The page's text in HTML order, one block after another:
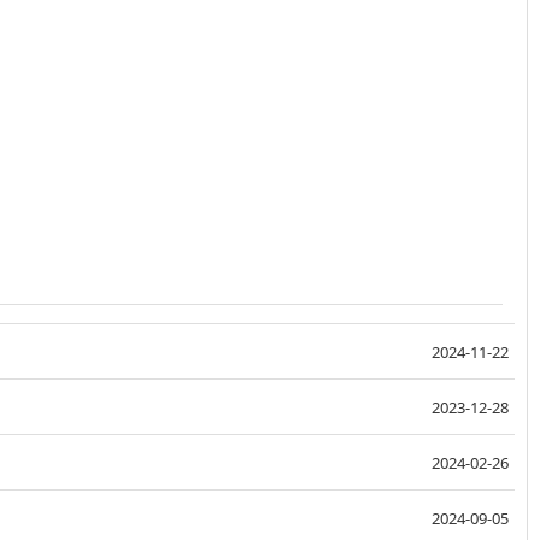
2024-11-22
2023-12-28
2024-02-26
2024-09-05